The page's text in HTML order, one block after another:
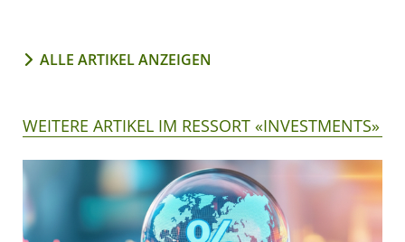
ALLE ARTIKEL ANZEIGEN
WEITERE ARTIKEL IM RESSORT «INVESTMENTS»